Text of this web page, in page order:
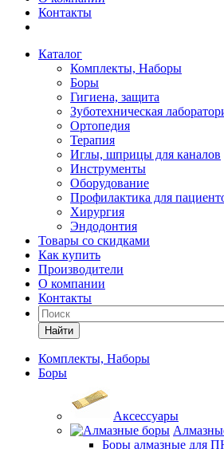
Контакты
Каталог
Комплекты, Наборы
Боры
Гигиена, защита
Зуботехническая
Ортопедия
Терапия
Иглы, шприцы для каналов
Инструменты
Оборудование
Профилактика для
Хирургия
Эндодонтия
Товары со скидками
Как купить
Производители
О компании
Контакты
Найти
Комплекты, Наборы
Боры
Аксессуары
Боры алмазные для